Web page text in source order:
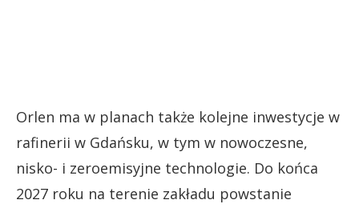
Orlen ma w planach także kolejne inwestycje w
rafinerii w Gdańsku, w tym w nowoczesne,
nisko- i zeroemisyjne technologie. Do końca
2027 roku na terenie zakładu powstanie